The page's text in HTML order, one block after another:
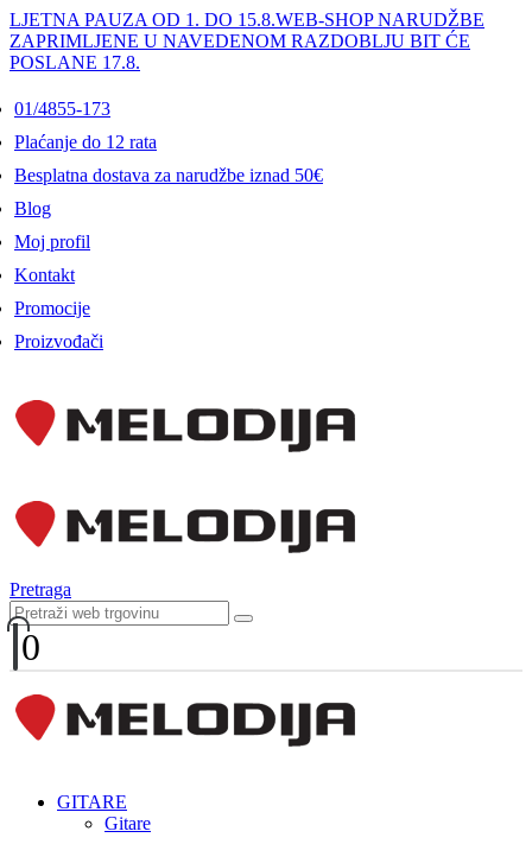
LJETNA PAUZA OD 1. DO 15.8.WEB-SHOP NARUDŽBE
ZAPRIMLJENE U NAVEDENOM RAZDOBLJU BIT ĆE
POSLANE 17.8.
01/4855-173
Plaćanje do 12 rata
Besplatna dostava za narudžbe iznad 50€
Blog
Moj profil
Kontakt
Promocije
Proizvođači
Pretraga
0
GITARE
Gitare